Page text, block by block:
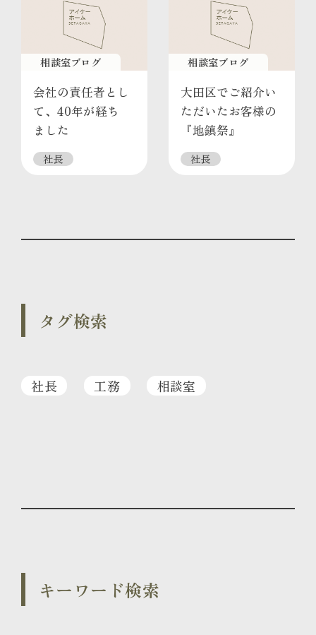
相談室ブログ
会社の責任者とし
て、40年が経ち
ました
社長
相談室ブログ
大田区でご紹介い
ただいたお客様の
『地鎮祭』
社長
タグ検索
社長 工務 相談室
キーワード検索